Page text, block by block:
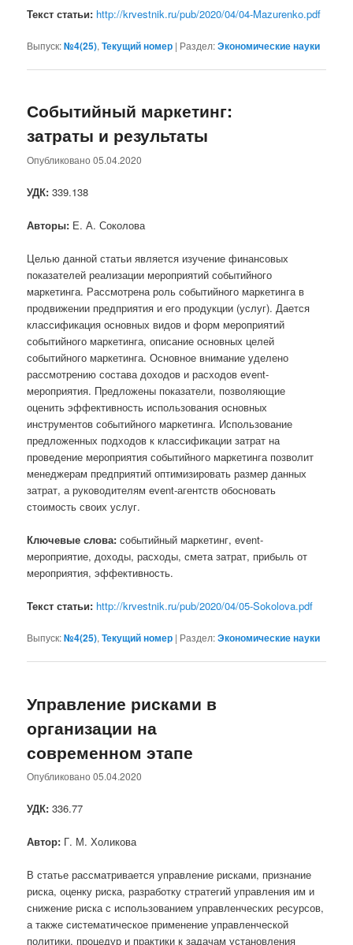
Текст статьи: http://krvestnik.ru/pub/2020/04/04-Mazurenko.pdf
Выпуск:№4(25),Текущий номер | Раздел:Экономические науки
Событийный маркетинг:
затраты и результаты
Опубликовано05.04.2020
УДК: 339.138
Авторы: Е. А. Соколова
Целью данной статьи является изучение финансовых
показателей реализации мероприятий событийного
маркетинга. Рассмотрена роль событийного маркетинга в
продвижении предприятия и его продукции (услуг). Дается
классификация основных видов и форм мероприятий
событийного маркетинга, описание основных целей
событийного маркетинга. Основное внимание уделено
рассмотрению состава доходов и расходов event-
мероприятия. Предложены показатели, позволяющие
оценить эффективность использования основных
инструментов событийного маркетинга. Использование
предложенных подходов к классификации затрат на
проведение мероприятия событийного маркетинга позволит
менеджерам предприятий оптимизировать размер данных
затрат, а руководителям event-агентств обосновать
стоимость своих услуг.
Ключевые слова: событийный маркетинг, event-
мероприятие, доходы, расходы, смета затрат, прибыль от
мероприятия, эффективность.
Текст статьи: http://krvestnik.ru/pub/2020/04/05-Sokolova.pdf
Выпуск:№4(25),Текущий номер | Раздел:Экономические науки
Управление рисками в
организации на
современном этапе
Опубликовано05.04.2020
УДК: 336.77
Автор: Г. М. Холикова
В статье рассматривается управление рисками, признание
риска, оценку риска, разработку стратегий управления им и
снижение риска с использованием управленческих ресурсов,
а также систематическое применение управленческой
политики, процедур и практики к задачам установления